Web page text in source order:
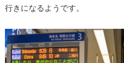
行きになるようです。